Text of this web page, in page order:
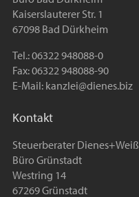
Kaiserslauterer Str. 1
67098 Bad Dürkheim
Tel.: 06322 948088-0
Fax: 06322 948088-90
E-Mail: kanzlei@dienes.biz
Kontakt
Steuerberater Dienes+Weiß
Büro Grünstadt
Westring 14
67269 Grünstadt